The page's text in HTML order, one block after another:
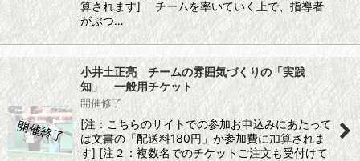
算されます] チームを率いていく上で、指導者
がぶつ…
小井土正亮 チームの雰囲気づくりの「実践
知」 一般用チケット
開催修了
[注：こちらのサイトでの参加お申込みにあたって
は文書の「配送料180円」が参加費に加算されま
す] [注２：複数名でのチケットご注文も受付けて